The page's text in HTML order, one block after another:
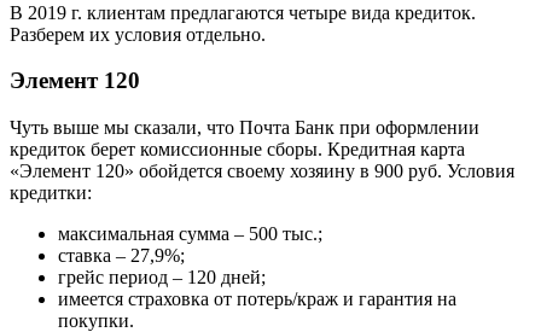
В 2019 г. клиентам предлагаются четыре вида кредиток.
Разберем их условия отдельно.
Элемент 120
Чуть выше мы сказали, что Почта Банк при оформлении
кредиток берет комиссионные сборы. Кредитная карта
«Элемент 120» обойдется своему хозяину в 900 руб. Условия
кредитки:
максимальная сумма – 500 тыс.;
ставка – 27,9%;
грейс период – 120 дней;
имеется страховка от потерь/краж и гарантия на
покупки.